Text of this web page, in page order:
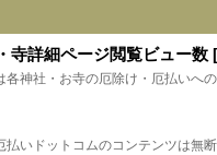
寺詳細ページ閲覧ビュー数
神社・お寺の厄除け・厄払いへ
いドットコムのコンテンツは無